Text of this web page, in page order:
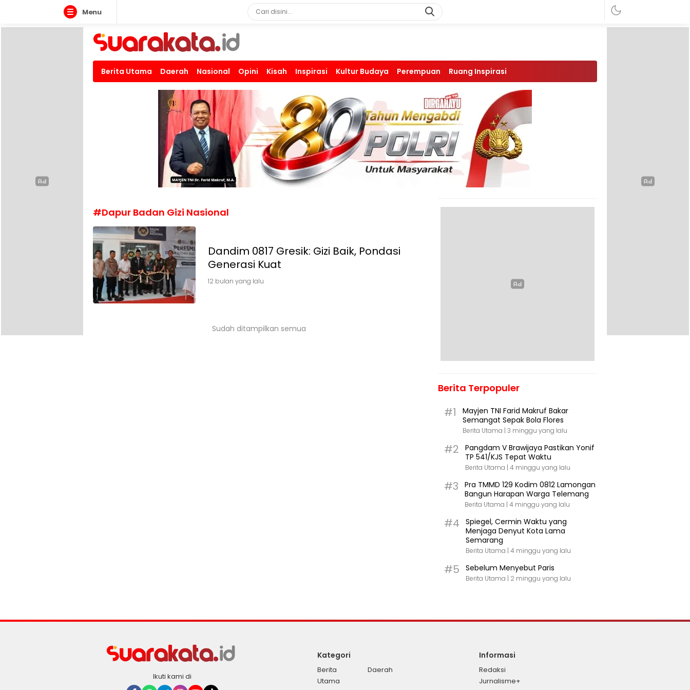
Menu
Suarakata.id
Kata Bicara Suara Bergerak
Berita Utama Daerah Nasional Opini Kisah Inspirasi Kultur Budaya Perempuan Ruang Inspirasi
#Dapur Badan Gizi Nasional
Dandim 0817 Gresik: Gizi Baik, Pondasi
Generasi Kuat
12 bulan yang lalu
Sudah ditampilkan semua
Berita Terpopuler
#1
Mayjen TNI Farid Makruf Bakar
Semangat Sepak Bola Flores
Berita Utama | 3 minggu yang lalu
#2
Pangdam V Brawijaya Pastikan Yonif
TP 541/KJS Tepat Waktu
Berita Utama | 4 minggu yang lalu
#3
Pra TMMD 129 Kodim 0812 Lamongan
Bangun Harapan Warga Telemang
Berita Utama | 4 minggu yang lalu
#4
Spiegel, Cermin Waktu yang
Menjaga Denyut Kota Lama
Semarang
Berita Utama | 4 minggu yang lalu
#5 Sebelum Menyebut Paris
Berita Utama | 2 minggu yang lalu
Ikuti kami di
Kategori
Berita
Utama
Daerah
Informasi
Redaksi
Jurnalisme+